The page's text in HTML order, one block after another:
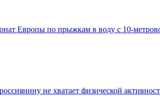
Европы по прыжкам в воду с 10-
не хватает физической